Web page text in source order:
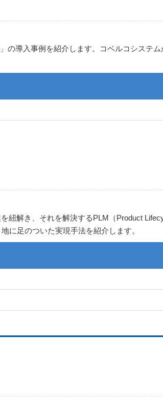
導入事例を紹介します。コベルコシステ
解き、それを解決するPLM（Product
に足のついた実現手法を紹介します。